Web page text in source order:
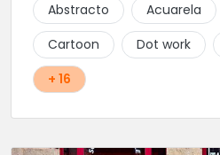
Abstracto Acuarela
Cartoon
Dot work
+ 16